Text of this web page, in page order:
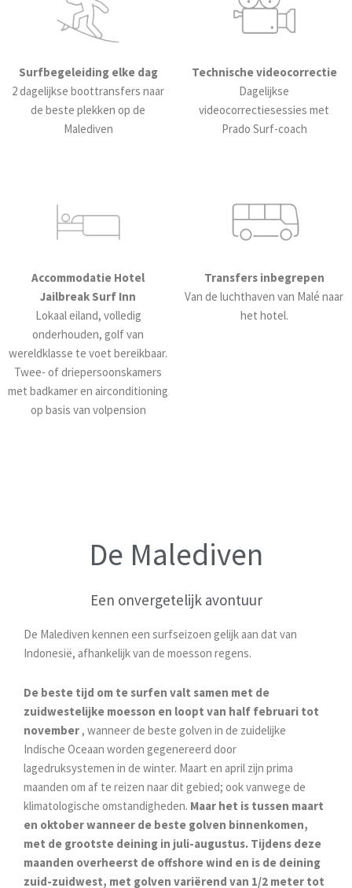
Surfbegeleiding elke dag
2 dagelijkse boottransfers naar
de beste plekken op de
Malediven
Technische videocorrectie
Dagelijkse
videocorrectiesessies met
Prado Surf-coach
Accommodatie Hotel
Jailbreak Surf Inn
Lokaal eiland, volledig
onderhouden, golf van
wereldklasse te voet bereikbaar.
Twee- of driepersoonskamers
met badkamer en airconditioning
op basis van volpension
Transfers inbegrepen
Van de luchthaven van Malé naar
het hotel.
De Malediven
Een onvergetelijk avontuur
De Malediven kennen een surfseizoen gelijk aan dat van
Indonesië, afhankelijk van de moesson regens.
De beste tijd om te surfen valt samen met de
zuidwestelijke moesson en loopt van half februari tot
november , wanneer de beste golven in de zuidelijke
Indische Oceaan worden gegenereerd door
lagedruksystemen in de winter. Maart en april zijn prima
maanden om af te reizen naar dit gebied; ook vanwege de
klimatologische omstandigheden. Maar het is tussen maart
en oktober wanneer de beste golven binnenkomen,
met de grootste deining in juli-augustus. Tijdens deze
maanden overheerst de offshore wind en is de deining
zuid-zuidwest, met golven variërend van 1/2 meter tot